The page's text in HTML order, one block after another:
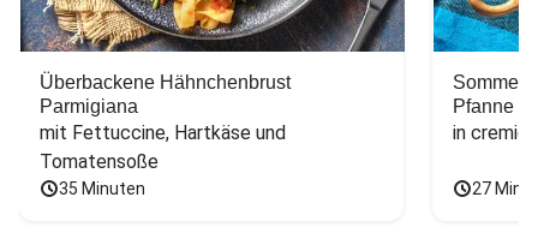
Überbackene Hähnchenbrust
Parmigiana
mit Fettuccine, Hartkäse und
Tomatensoße
35 Minuten
Pfanne
in
27